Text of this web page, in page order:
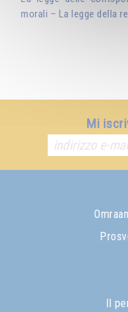
morali – La legge della
Mi
Il